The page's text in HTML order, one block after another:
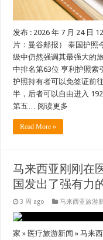
发布 : 2026 年 7 月 24 日
片：曼谷邮报） 泰国护照
级中仍然强调其最强大的
中排名第63位 亨利护照索
护照持有者可以免签证前
半，后者可以自由进入
第五… 阅读更多
Read More »
马来西亚刚刚在
国发出了强有力
3 周 ago 马来西亚旅游
家 » 医疗旅游新闻 » 马来